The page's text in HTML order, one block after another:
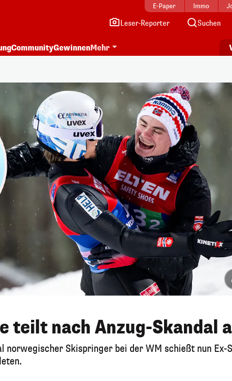
E-Paper Immo
Leser-Reporter Suchen
CommunityGewinnenMehr
teilt nach Anzug-Skandal
norwegischer Skispringer bei der WM schießt nun Ex-